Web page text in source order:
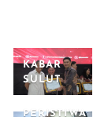
KABAR
SULUT
PERISTIWA